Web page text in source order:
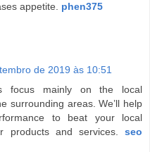
appetite. phen375
de 2019 às 10:51
focus mainly on the local
surrounding areas. We’ll help
to beat your local
products and services. seo